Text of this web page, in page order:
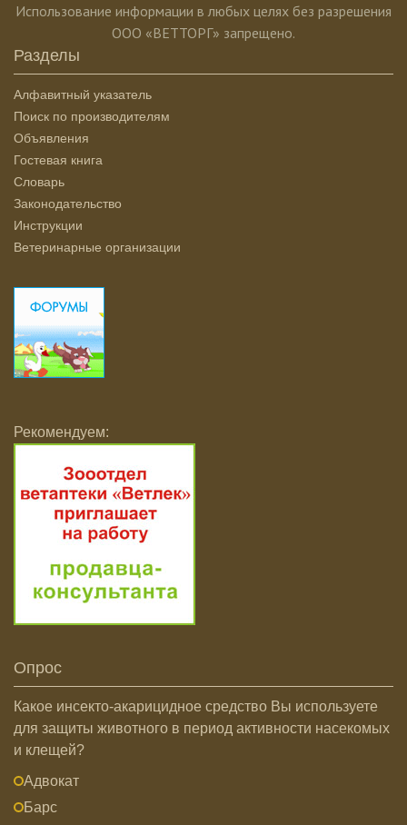
Использование информации в любых целях без разрешения
ООО «ВЕТТОРГ» запрещено.
Разделы
Алфавитный указатель
Поиск по производителям
Объявления
Гостевая книга
Словарь
Законодательство
Инструкции
Ветеринарные организации
Рекомендуем:
Опрос
Какое инсекто-акарицидное средство Вы используете
для защиты животного в период активности насекомых
и клещей?
Адвокат
Барс